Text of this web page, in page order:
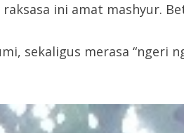
ini amat mashyur.
sekaligus merasa “ngeri